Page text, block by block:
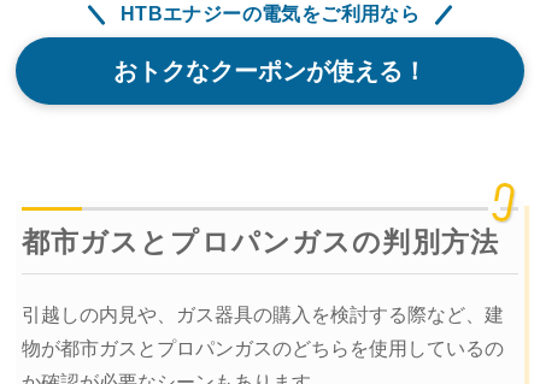
HTBエナジーの電気をご利用なら
おトクなクーポンが使える！
都市ガスとプロパンガスの判別方法
引越しの内見や、ガス器具の購入を検討する際など、建
物が都市ガスとプロパンガスのどちらを使用しているの